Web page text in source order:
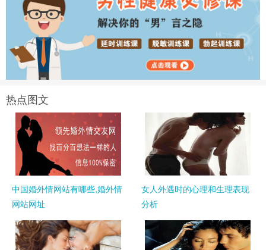
热点图文
中国婚外情网站有哪些,婚外情
网站网址
女人外遇时的心理和生理表现
分析